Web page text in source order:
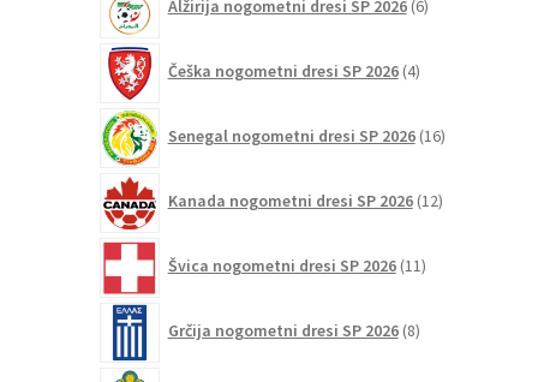
Alžirija nogometni dresi SP 2026 6izdelkov
Češka nogometni dresi SP 2026 4izdelki
Senegal nogometni dresi SP 2026 16izdelkov
Kanada nogometni dresi SP 2026 12izdelkov
Švica nogometni dresi SP 2026 11izdelkov
Grčija nogometni dresi SP 2026 8izdelkov